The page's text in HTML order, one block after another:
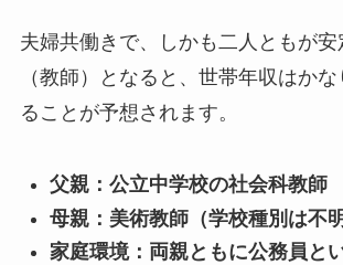
夫婦共働きで、しかも二人ともが安
（教師）となると、世帯年収はか
ることが予想されます。
父親：公立中学校の社会科教師
母親：美術教師（学校種別は不明
家庭環境：両親ともに公務員と